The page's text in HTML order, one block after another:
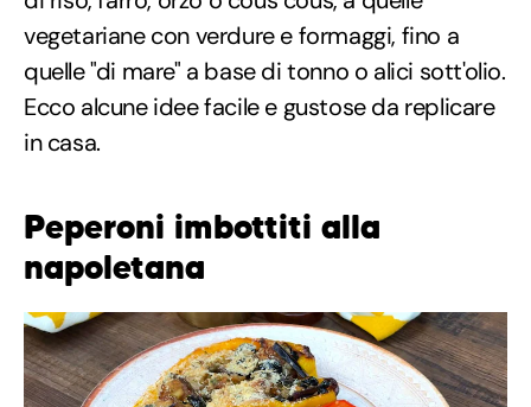
vegetariane con verdure e formaggi, fino a
quelle "di mare" a base di tonno o alici sott'olio.
Ecco alcune idee facile e gustose da replicare
in casa.
Peperoni imbottiti alla
napoletana